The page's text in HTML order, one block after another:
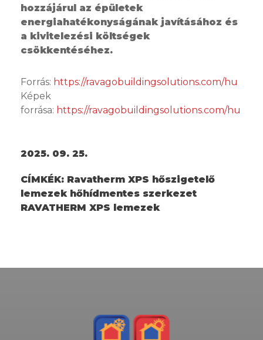
hozzájárul az épületek
energiahatékonyságának javításához és
a kivitelezési költségek
csökkentéséhez.
Forrás: https://ravagobuildingsolutions.com/hu
Képek
forrása: https://ravagobuildingsolutions.com/hu
2025. 09. 25.
CÍMKÉK: Ravatherm XPS hőszigetelő
lemezek hőhídmentes szerkezet
RAVATHERM XPS lemezek